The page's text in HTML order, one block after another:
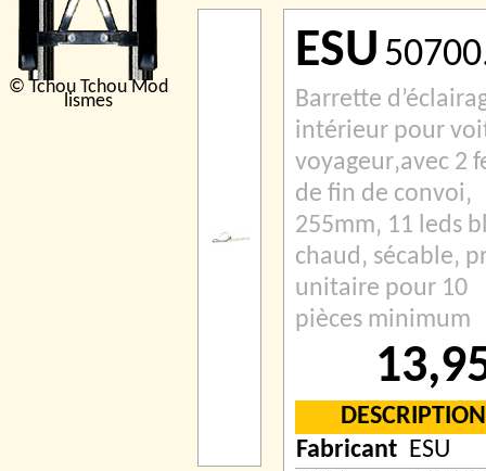
© Tchou Tchou Mod
lismes
ESU
Barrette
intérieur pour
voyageur‚avec 2
de fin de convoi‚
255mm‚ 11 leds
chaud‚ sécable‚
unitaire pour 10
pièces minimum
DESCRIPTION
Fabricant ESU